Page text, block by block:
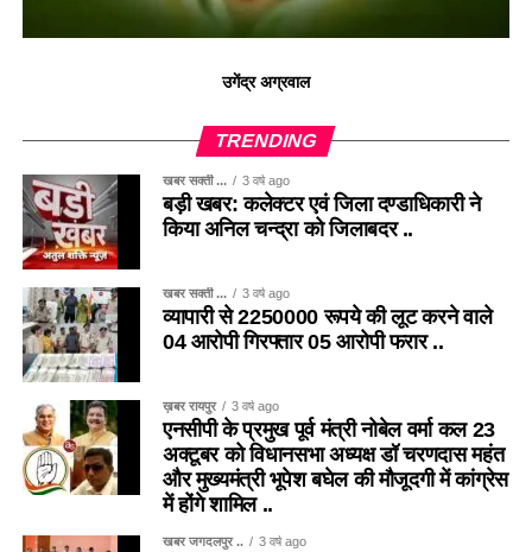
उगेंद्र अग्रवाल
TRENDING
खबर सक्ती ... 3 वर्ष ago
बड़ी खबर: कलेक्टर एवं जिला दण्डाधिकारी ने
किया अनिल चन्द्रा को जिलाबदर ..
खबर सक्ती ... 3 वर्ष ago
व्यापारी से 2250000 रूपये की लूट करने वाले
04 आरोपी गिरफ्तार 05 आरोपी फरार ..
ख़बर रायपुर 3 वर्ष ago
एनसीपी के प्रमुख पूर्व मंत्री नोबेल वर्मा कल 23
अक्टूबर को विधानसभा अध्यक्ष डॉ चरणदास महंत
और मुख्यमंत्री भूपेश बघेल की मौजूदगी में कांग्रेस
में होंगे शामिल ..
खबर जगदलपुर .. 3 वर्ष ago